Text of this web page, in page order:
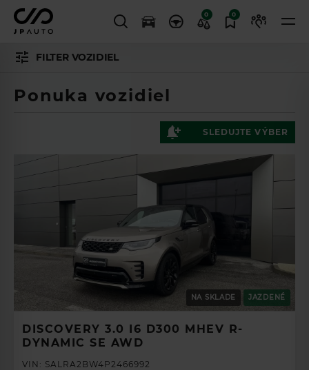
0 0
FILTER VOZIDIEL
Ponuka vozidiel
SLEDUJTE VÝBER
NA SKLADE JAZDENÉ
DISCOVERY 3.0 I6 D300 MHEV R-
DYNAMIC SE AWD
VIN: SALRA2BW4P2466992